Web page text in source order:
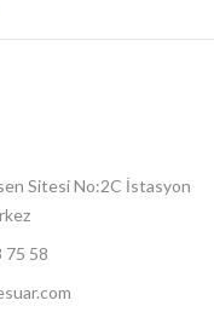
Sitesi No:2C İstasyon
75 58